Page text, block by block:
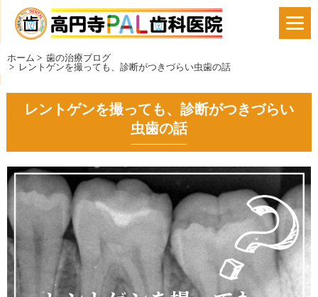
ホーム > 歯の治療ブログ
> レントゲンを撮っても、診断がつきづらい虫歯の話
レントゲンを撮っても、診断がつきづらい
虫歯の話